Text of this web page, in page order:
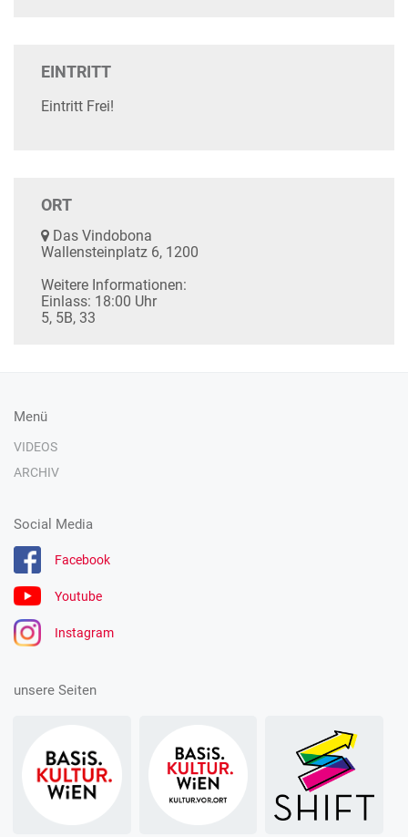
EINTRITT
Eintritt Frei!
ORT
Das Vindobona
Wallensteinplatz 6, 1200
Weitere Informationen:
Einlass: 18:00 Uhr
5, 5B, 33
Menü
VIDEOS
ARCHIV
Social Media
Facebook
Youtube
Instagram
unsere Seiten